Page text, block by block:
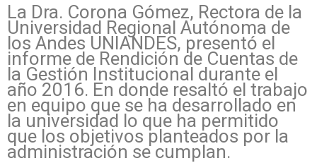
La Dra. Corona Gómez, Rectora de la
Universidad Regional Autónoma de
los Andes UNIANDES, presentó el
informe de Rendición de Cuentas de
la Gestión Institucional durante el
año 2016. En donde resaltó el trabajo
en equipo que se ha desarrollado en
la universidad lo que ha permitido
que los objetivos planteados por la
administración se cumplan.